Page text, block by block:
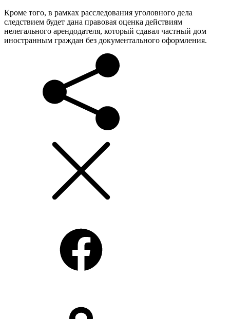
Кроме того, в рамках расследования уголовного дела
следствием будет дана правовая оценка действиям
нелегального арендодателя, который сдавал частный дом
иностранным граждан без документального оформления.